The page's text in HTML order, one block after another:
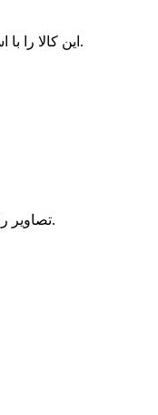
این کالا را با استفاده از کلمات کوتاه و ساده توضیح دهید.
تصاویر را در اینجا رها کنید و یا برای آپلود کلیک کنید.